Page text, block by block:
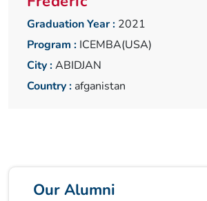
Graduation Year : 2021
Program : ICEMBA(USA)
City :ABIDJAN
Country : afganistan
Our Alumni